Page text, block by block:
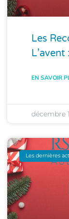
Les
EN SAVOIR
décembre
Les dernières